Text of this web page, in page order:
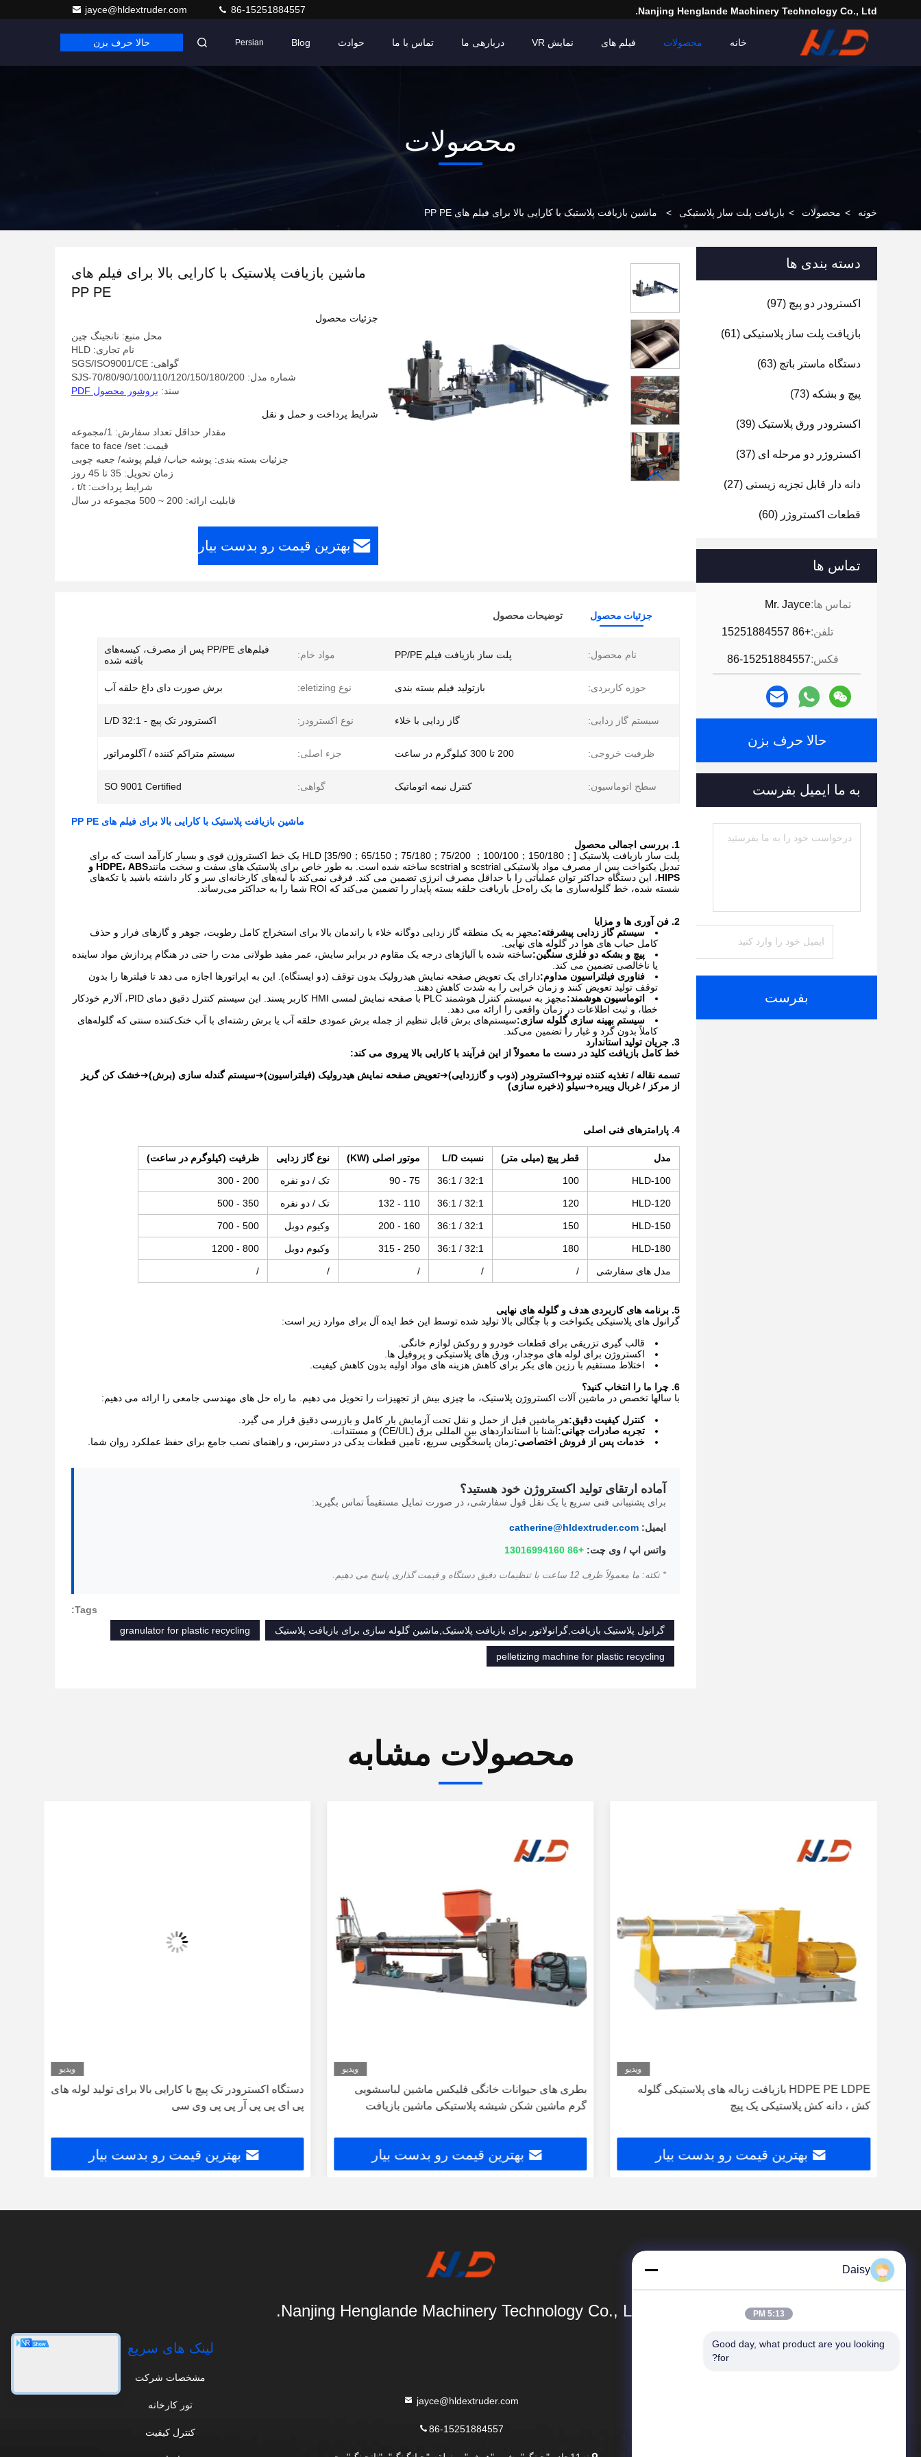
Nanjing Henglande Machinery Technology Co., Ltd.
jayce@hldextruder.com 86-15251884557
خانه محصولات فیلم های نمایش VR دربارهی ما تماس با ما حوادث Blog
Persian حالا حرف بزن
محصولات
خونه > محصولات > بازیافت پلت ساز پلاستیکی > ماشین بازیافت پلاستیک با کارایی بالا برای فیلم های PP PE
دسته بندی ها
اکسترودر دو پیچ (97)
بازیافت پلت ساز پلاستیکی (61)
دستگاه ماستر باتچ (63)
پیچ و بشکه (73)
اکسترودر ورق پلاستیک (39)
اکستروژر دو مرحله ای (37)
دانه دار قابل تجزیه زیستی (27)
قطعات اکستروژر (60)
تماس ها
تماس ها:Mr. Jayce
تلفن:+86 15251884557
فکس:86-15251884557
حالا حرف بزن
به ما ایمیل بفرست
بفرست
ماشین بازیافت پلاستیک با کارایی بالا برای فیلم های
PP PE
جزئیات محصول
محل منبع: نانجینگ چین
نام تجاری: HLD
گواهی: SGS/ISO9001/CE
شماره مدل: SJS-70/80/90/100/110/120/150/180/200
سند: بروشور محصول PDF
شرایط پرداخت و حمل و نقل
مقدار حداقل تعداد سفارش: 1/مجموعه
قیمت: face to face /set
جزئیات بسته بندی: پوشه حباب/ فیلم پوشه/ جعبه چوبی
زمان تحویل: 35 تا 45 روز
شرایط پرداخت: t/t ،
قابلیت ارائه: 200 ~ 500 مجموعه در سال
بهترین قیمت رو بدست بیار
جزئیات محصول توضیحات محصول
نام محصول: پلت ساز بازیافت فیلم PP/PE مواد خام:
فیلم‌های PP/PE پس از مصرف، کیسه‌های
بافته شده
حوزه کاربردی: بازتولید فیلم بسته بندی نوع eletizing: برش صورت دای داغ حلقه آب
سیستم گاز زدایی: گاز زدایی با خلاء نوع اکسترودر: اکسترودر تک پیچ - L/D 32:1
ظرفیت خروجی: 200 تا 300 کیلوگرم در ساعت جزء اصلی: سیستم متراکم کننده / آگلومراتور
سطح اتوماسیون: کنترل نیمه اتوماتیک گواهی: SO 9001 Certified
ماشین بازیافت پلاستیک با کارایی بالا برای فیلم های PP PE
1. بررسی اجمالی محصول
پلت ساز بازیافت پلاستیک HLD ​​[35/90；65/150；75/180；75/200 ；100/100；150/180；] یک خط اکستروژن قوی و بسیار کارآمد است که برای
تبدیل یکنواخت پس از مصرف مواد پلاستیکی scstrial و scstrial ساخته شده است. به طور خاص برای پلاستیک های سفت و سخت مانند
HDPE، ABS و
HIPS، این دستگاه حداکثر توان عملیاتی را با حداقل مصرف انرژی تضمین می کند. فرقی نمی‌کند با لبه‌های کارخانه‌ای سر و کار داشته باشید یا تکه‌های
شسته شده، خط گلوله‌سازی ما یک راه‌حل بازیافت حلقه بسته پایدار را تضمین می‌کند که ROI شما را به حداکثر می‌رساند.
2. فن آوری ها و مزایا
سیستم گاز زدایی پیشرفته:مجهز به یک منطقه گاز زدایی دوگانه خلاء با راندمان بالا برای استخراج کامل رطوبت، جوهر و گازهای فرار و حذف
کامل حباب های هوا در گلوله های نهایی.
پیچ و بشکه دو فلزی سنگین:ساخته شده با آلیاژهای درجه یک مقاوم در برابر سایش، عمر مفید طولانی مدت را حتی در هنگام پردازش مواد ساینده
یا ناخالصی تضمین می کند.
فناوری فیلتراسیون مداوم:دارای یک تعویض صفحه نمایش هیدرولیک بدون توقف (دو ایستگاه). این به اپراتورها اجازه می دهد تا فیلترها را بدون
توقف تولید تعویض کنند و زمان خرابی را به شدت کاهش دهند.
اتوماسیون هوشمند:
مجهز به سیستم کنترل هوشمند PLC با صفحه نمایش لمسی HMI کاربر پسند. این سیستم کنترل دقیق دمای PID، آلارم خودکار
خطا، و ثبت اطلاعات در زمان واقعی را ارائه می دهد.
سیستم بهینه سازی گلوله سازی:سیستم‌های برش قابل تنظیم از جمله برش عمودی حلقه آب یا برش رشته‌ای با آب خنک‌کننده سنتی که گلوله‌های
کاملاً بدون گرد و غبار را تضمین می‌کند.
3. جریان تولید استاندارد
خط کامل بازیافت کلید در دست ما معمولاً از این فرآیند با کارایی بالا پیروی می کند:
تسمه نقاله / تغذیه کننده نیرو➔اکسترودر (ذوب و گاززدایی)➔تعویض صفحه نمایش هیدرولیک (فیلتراسیون)➔سیستم گندله سازی (برش)➔خشک کن گریز
از مرکز / غربال ویبره➔سیلو (ذخیره سازی)
4. پارامترهای فنی اصلی
مدل قطر پیچ (میلی متر) نسبت L/D موتور اصلی (KW) نوع گاز زدایی ظرفیت (کیلوگرم در ساعت)
HLD-100
100
32:1 / 36:1
75 - 90 تک / دو نفره 200 - 300
HLD-120
120
32:1 / 36:1
110 - 132 تک / دو نفره 350 - 500
HLD-150
150
32:1 / 36:1
160 - 200 وکیوم دوبل 500 - 700
HLD-180
180
32:1 / 36:1
250 - 315 وکیوم دوبل 800 - 1200
مدل های سفارشی /
/
/
/
/
5. برنامه های کاربردی هدف و گلوله های نهایی
گرانول های پلاستیکی یکنواخت و با چگالی بالا تولید شده توسط این خط ایده آل برای موارد زیر است:
قالب گیری تزریقی برای قطعات خودرو و روکش لوازم خانگی.
اکستروژن برای لوله های موجدار، ورق های پلاستیکی و پروفیل ها.
اختلاط مستقیم با رزین های بکر برای کاهش هزینه های مواد اولیه بدون کاهش کیفیت.
6. چرا ما را انتخاب کنید؟
با سالها تخصص در ماشین آلات اکستروژن پلاستیک، ما چیزی بیش از تجهیزات را تحویل می دهیم. ما راه حل های مهندسی جامعی را ارائه می دهیم:
کنترل کیفیت دقیق:هر ماشین قبل از حمل و نقل تحت آزمایش بار کامل و بازرسی دقیق قرار می گیرد.
تجربه صادرات جهانی:آشنا با استانداردهای بین المللی برق (CE/UL) و مستندات.
خدمات پس از فروش اختصاصی:زمان پاسخگویی سریع، تامین قطعات یدکی در دسترس، و راهنمای نصب جامع برای حفظ عملکرد روان شما.
آماده ارتقای تولید اکستروژن خود هستید؟
برای پشتیبانی فنی سریع یا یک نقل قول سفارشی، در صورت تمایل مستقیماً تماس بگیرید:
ایمیل: catherine@hldextruder.com
واتس اپ / وی چت: +86 13016994160
* نکته: ما معمولاً ظرف 12 ساعت با تنظیمات دقیق دستگاه و قیمت گذاری پاسخ می دهیم.
Tags:
گرانول پلاستیک بازیافت,گرانولاتور برای بازیافت پلاستیک,ماشین گلوله سازی برای بازیافت پلاستیک
granulator for plastic recycling
pelletizing machine for plastic recycling
محصولات مشابه
ویدیو
HDPE PE LDPE بازیافت زباله های پلاستیکی گلوله
کش ، دانه کش پلاستیکی یک پیچ
بهترین قیمت رو بدست بیار
ویدیو
بطری های حیوانات خانگی فلیکس ماشین لباسشویی
گرم ماشین شکن شیشه پلاستیکی ماشین بازیافت
بهترین قیمت رو بدست بیار
ویدیو
دستگاه اکسترودر تک پیچ با کارایی بالا برای تولید لوله های
پی ای پی پی آر پی پی وی سی
بهترین قیمت رو بدست بیار
Nanjing Henglande Machinery Technology Co., Ltd.
محصولات
jayce@hldextruder.com
86-15251884557
لینک های سریع
مشخصات شرکت
تور کارخانه
کنترل کیفیت
Daisy
5:13 PM
Good day, what product are you looking
for?